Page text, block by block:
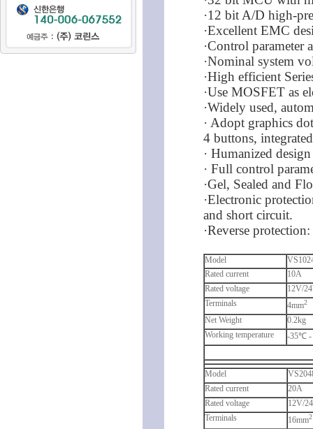
·12 bit A/D high-
·Excellent EMC
·Control parameter
·Nominal system
·High efficient
·Use MOSFET as
·Widely used,
· Adopt graphics
4 buttons,
· Humanized
· Full control
·Gel, Sealed and
·Electronic
and short
·Reverse
Model
Rated current
10A
Rated voltage
12V/
Terminals
4mm2
Net Weight
0.2kg
Working temperature
-35℃
Model
Rated current
20A
Rated voltage
12V/
Terminals
16mm2